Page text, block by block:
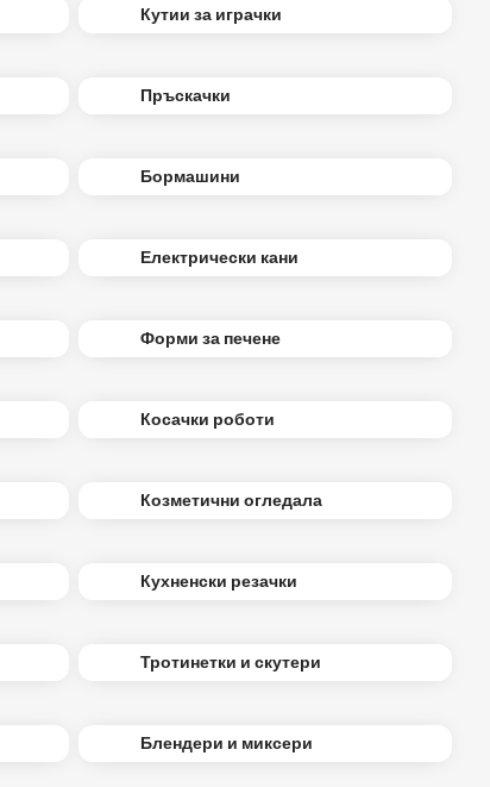
Кутии за играчки
Пръскачки
Бормашини
Електрически кани
Форми за печене
Косачки роботи
Козметични огледала
Кухненски резачки
Тротинетки и скутери
Блендери и миксери